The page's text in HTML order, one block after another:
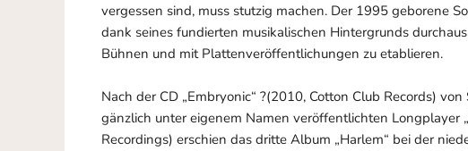
vergessen sind, muss stutzig machen. Der 1995 geborene
dank seines fundierten musikalischen Hintergrunds
Bühnen und mit Plattenveröffentlichungen zu etablieren.
Nach der CD „Embryonic“ ?(2010, Cotton Club Records)
gänzlich unter eigenem Namen veröffentlichten Longplayer
Recordings) erschien das dritte Album „Harlem“ bei der